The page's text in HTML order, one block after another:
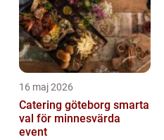
16 maj 2026
Catering göteborg smarta
val för minnesvärda
event